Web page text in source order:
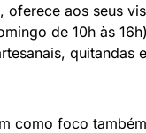
oferece aos seus
de 10h às
como foco